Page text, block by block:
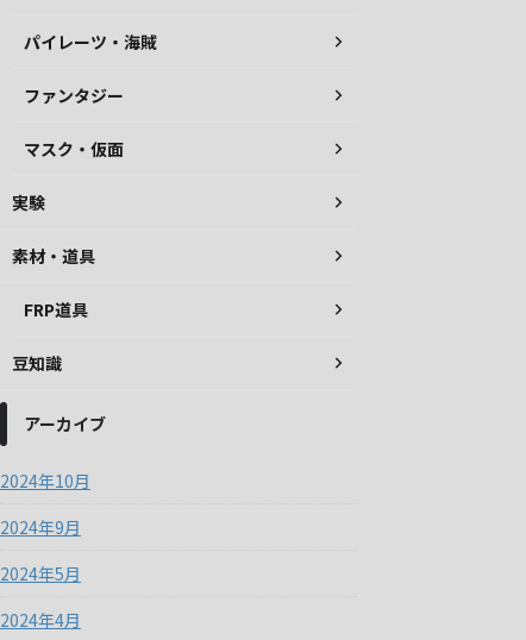
パイレーツ・海賊
ファンタジー
マスク・仮面
実験
素材・道具
FRP道具
豆知識
アーカイブ
2024年10月
2024年9月
2024年5月
2024年4月